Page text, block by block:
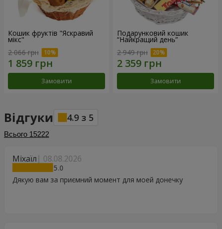
Кошик фруктів "Яскравий
мікс"
2 066 грн
Замовити
Подарунковий кошик
“Найкращий день”
2 949 грн
Замовити
Відгуки 4.9 з 5
Всього 15222
Міхаїл 08.08.2026
5
Дякую вам за приємний момент для моей донечку